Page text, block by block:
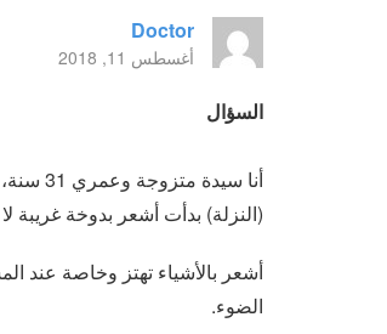
Doctor
أغسطس 11, 2018
السؤال
أنا
(النزلة) بدأت أشعر بدوخة غريبة
أشعر بالأشياء تهتز وخاصة عند
الضوء.